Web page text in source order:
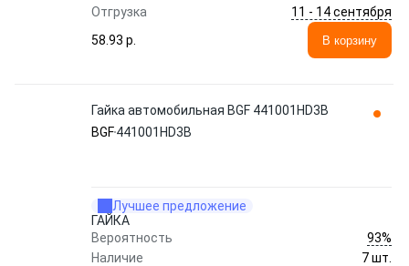
Отгрузка
11 - 14 сентября
58.93 p.
В корзину
Гайка автомобильная BGF 441001HD3B
BGF441001HD3B
Лучшее предложение
ГАЙКА
Вероятность
93%
Наличие
7 шт.